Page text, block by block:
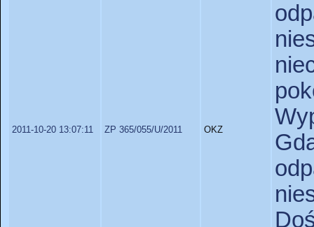
2011-10-20 13:07:11 ZP 365/055/U/2011 OKZ